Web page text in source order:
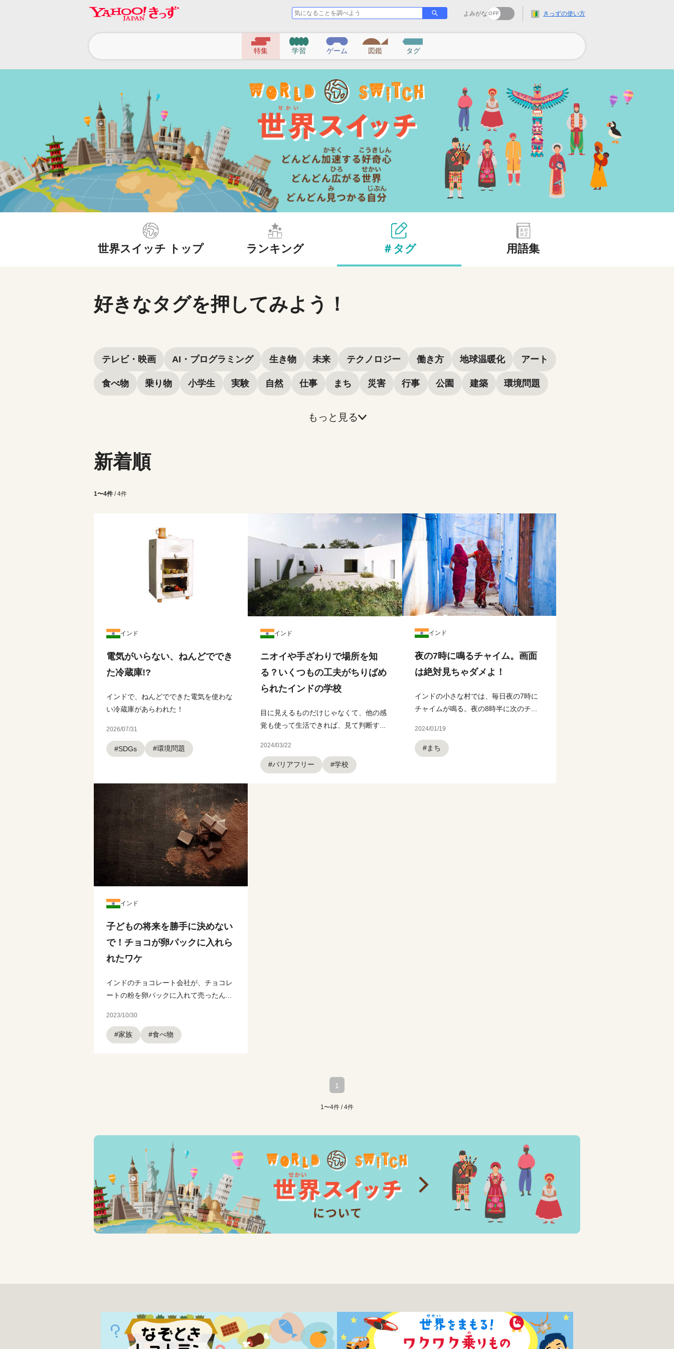
気
に
な
る
こ
調
べ
よ
う
さ
よみがな きっずの使い方
ダ
シ
ョ
ン
特集 学習 ゲーム 図鑑 タグ
世界スイッチ トップ ランキング ＃タグ 用語集
タグから探してみよう
好きなタグを押してみよう！
テレビ・映画 AI・プログラミング 生き物 未来 テクノロジー 働き方 地球温暖化 アート
食べ物 乗り物 小学生 実験 自然 仕事 まち 災害 行事 公園 建築 環境問題
もっと見る
新着順
1〜4件 / 4件
インド
電気がいらない、ねんどででき
た冷蔵庫!?
インドで、ねんどでできた電気を使わな
い冷蔵庫があらわれた！
2026/07/31
#SDGs #環境問題
インド
ニオイや手ざわりで場所を知
る？いくつもの工夫がちりばめ
られたインドの学校
目に見えるものだけじゃなくて、他の感
覚も使って生活できれば、見て判断す...
2024/03/22
#バリアフリー #学校
インド
夜の7時に鳴るチャイム。画面
は絶対見ちゃダメよ！
インドの小さな村では、毎日夜の7時に
チャイムが鳴る。夜の8時半に次のチ...
2024/01/19
#まち
インド
子どもの将来を勝手に決めない
で！チョコが卵パックに入れら
れたワケ
インドのチョコレート会社が、チョコレ
ートの粉を卵パックに入れて売ったん...
2023/10/30
#家族 #食べ物
1
1〜4件 / 4件